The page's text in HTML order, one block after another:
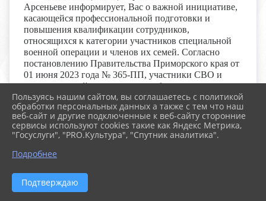
Арсеньеве информирует, Вас о важной инициативе,
касающейся профессиональной подготовки и
повышения квалификации сотрудников,
относящихся к категории участников специальной
военной операции и членов их семей. Согласно
постановлению Правительства Приморского края от
01 июня 2023 года № 365-ПП, участники СВО и
члены их семей имеют право на бесплатное
профессиональное обучение и дополнительное
профессиональное образование, организуемое
центром занятости населения. Эта мера направлена
на обеспечение необходимого уровня
профессиональных навыков и способностей для
успешного выполнения трудовых обязанностей и
обратить особое внимание на следующую
информацию: - Программы направлены на
Пользуясь нашим сайтом, вы соглашаетесь с политикой
обработки персональных данных а также с тем что наш
веб-сайт и другие подключенные к веб-сайту сторонние
сервисы используют cookies такие как Яндекс Метрика,
"Госуслуги", "PRO.Культура", "Спутник аналитика".
Подробнее
Подтверждаю